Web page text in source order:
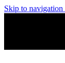
Skip to navigation